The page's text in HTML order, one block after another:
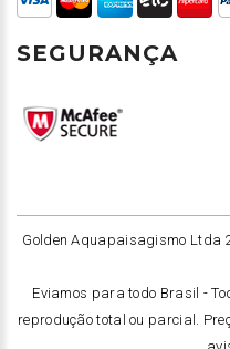
SEGURANÇA
Golden Aquapaisagismo Ltda
Eviamos para todo Brasil -
reprodução total ou parcial.